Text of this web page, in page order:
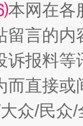
本网在各
留言的内
诉报料
而直接
众/民